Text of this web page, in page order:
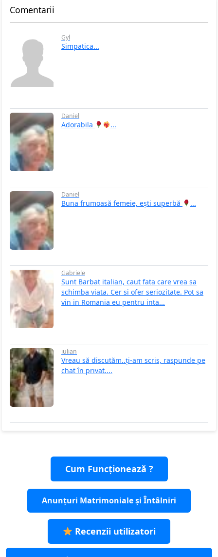
Comentarii
Gyl
Simpatica...
Daniel
Adorabila ...
Daniel
Buna frumoasă femeie, ești superbă ...
Gabriele
Sunt Barbat italian, caut fata care vrea sa
schimba viata. Cer si ofer seriozitate. Pot sa
vin in Romania eu pentru inta...
iulian
Vreau să discutăm..ți-am scris, raspunde pe
chat în privat....
Cum Funcționează ?
Anunțuri Matrimoniale și Întâlniri
Recenzii utilizatori